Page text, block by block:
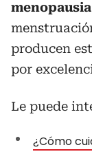
menopausia
producen
por
Le puede
¿Cómo